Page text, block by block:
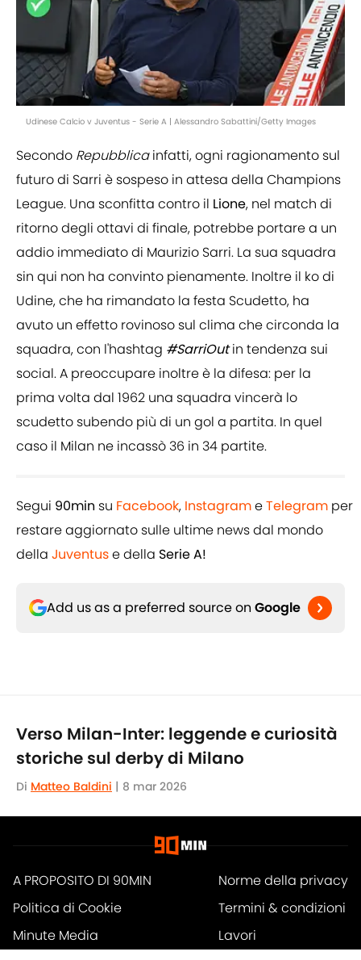
Udinese Calcio v Juventus - Serie A | Alessandro Sabattini/Getty Images
Secondo Repubblicainfatti, ogni ragionamento sul
futuro di Sarri è sospeso in attesa della Champions
League. Una sconfitta contro il Lione, nel match di
ritorno degli ottavi di finale, potrebbe portare a un
addio immediato di Maurizio Sarri. La sua squadra
sin qui non ha convinto pienamente. Inoltre il ko di
Udine, che ha rimandato la festa Scudetto, ha
avuto un effetto rovinoso sul clima che circonda la
squadra, con l'hashtag #SarriOutin tendenza sui
social. A preoccupare inoltre è la difesa: per la
prima volta dal 1962 una squadra vincerà lo
scudetto subendo più di un gol a partita. In quel
caso il Milan ne incassò 36 in 34 partite.
Segui 90min su Facebook, InstagrameTelegram per
restare aggiornato sulle ultime news dal mondo
della Juventuse della Serie A!
Add us as a preferred source on Google
Verso Milan-Inter: leggende e curiosità
storiche sul derby di Milano
Di Matteo Baldini | 8 mar 2026
A PROPOSITO DI 90MIN
Norme della privacy
Politica di Cookie
Termini & condizioni
Minute Media
Lavori